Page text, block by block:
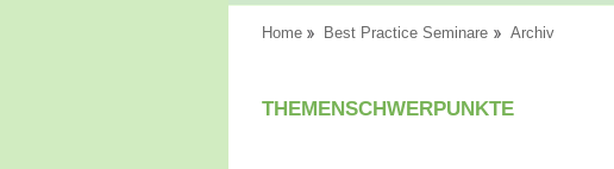
Home Best Practice Seminare Archiv
THEMENSCHWERPUNKTE